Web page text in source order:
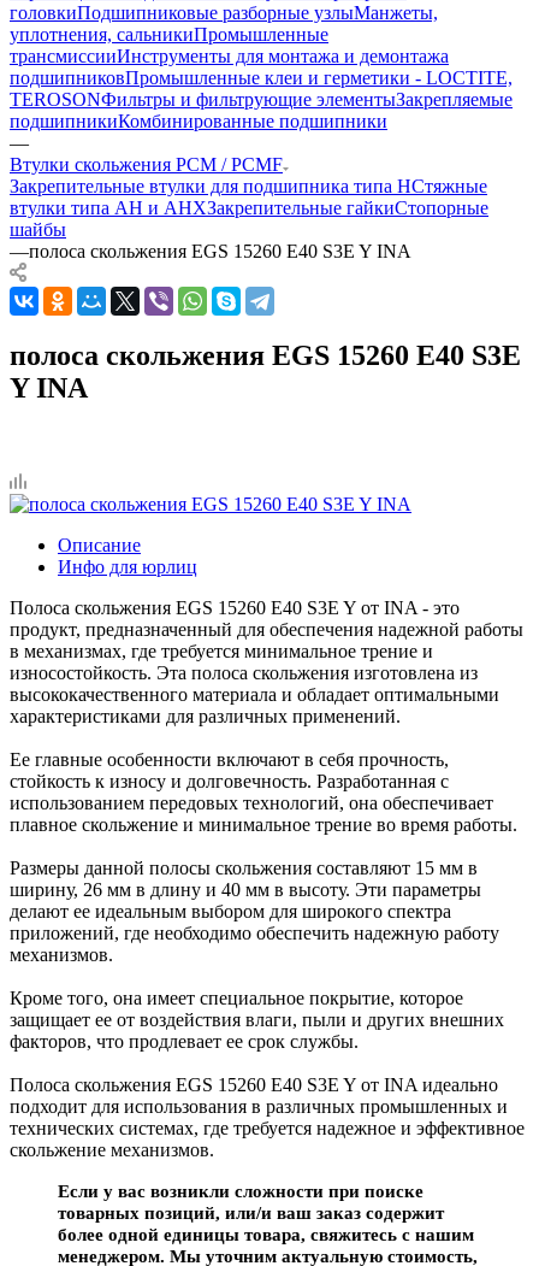
головкиПодшипниковые разборные узлыМанжеты,
уплотнения, сальникиПромышленные
трансмиссииИнструменты для монтажа и демонтажа
подшипниковПромышленные клеи и герметики - LOCTITE,
TEROSONФильтры и фильтрующие элементыЗакрепляемые
подшипникиКомбинированные подшипники
—
Втулки скольжения PCM / PCMF
Закрепительные втулки для подшипника типа HСтяжные
втулки типа AH и AHXЗакрепительные гайкиСтопорные
шайбы
—полоса скольжения EGS 15260 E40 S3E Y INA
полоса скольжения EGS 15260 E40 S3E
Y INA
Описание
Инфо для юрлиц
Полоса скольжения EGS 15260 E40 S3E Y от INA - это
продукт, предназначенный для обеспечения надежной работы
в механизмах, где требуется минимальное трение и
износостойкость. Эта полоса скольжения изготовлена из
высококачественного материала и обладает оптимальными
характеристиками для различных применений.
Ее главные особенности включают в себя прочность,
стойкость к износу и долговечность. Разработанная с
использованием передовых технологий, она обеспечивает
плавное скольжение и минимальное трение во время работы.
Размеры данной полосы скольжения составляют 15 мм в
ширину, 26 мм в длину и 40 мм в высоту. Эти параметры
делают ее идеальным выбором для широкого спектра
приложений, где необходимо обеспечить надежную работу
механизмов.
Кроме того, она имеет специальное покрытие, которое
защищает ее от воздействия влаги, пыли и других внешних
факторов, что продлевает ее срок службы.
Полоса скольжения EGS 15260 E40 S3E Y от INA идеально
подходит для использования в различных промышленных и
технических системах, где требуется надежное и эффективное
скольжение механизмов.
Если у вас возникли сложности при поиске
товарных позиций, или/и ваш заказ содержит
более одной единицы товара, свяжитесь с нашим
менеджером. Мы уточним актуальную стоимость,